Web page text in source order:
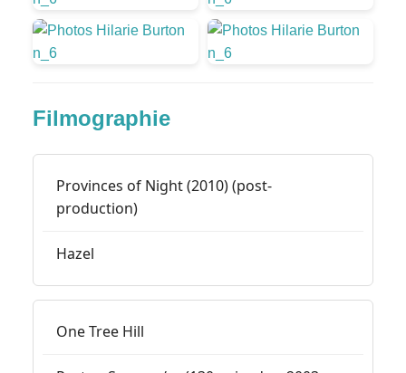
Filmographie
Provinces of Night (2010) (post-
production)
Hazel
One Tree Hill